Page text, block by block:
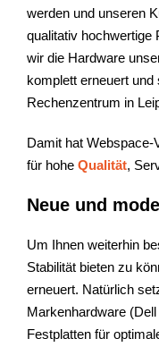
werden und unseren
qualitativ hochwertige
wir die Hardware
komplett erneuert
Rechenzentrum in
Damit hat Webspace-
für hohe Qualität,
Neue und
Um Ihnen weiterhin
Stabilität bieten zu
erneuert. Natürlich
Markenhardware
Festplatten für